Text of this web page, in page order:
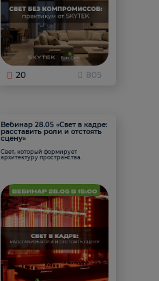
20 805
Вебинар 28.05 «Свет в кадре:
расставить роли и отстоять
сцену»
Свет, который формирует
архитектуру пространства.